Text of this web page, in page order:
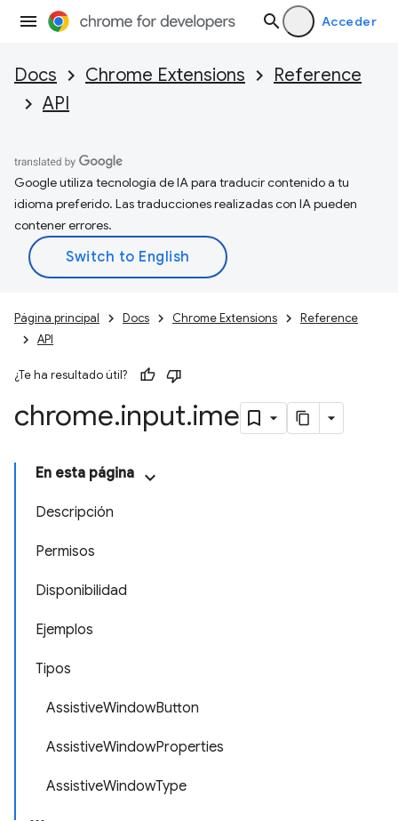
Acceder
Docs Chrome Extensions
Reference
API
Google utiliza tecnología de IA para traducir contenido a tu
idioma preferido. Las traducciones realizadas con IA pueden
contener errores.
Página principal Docs Chrome Extensions
Reference
API
¿Te ha resultado útil?
chrome.input.ime
En esta página
Descripción
Permisos
Disponibilidad
Ejemplos
Tipos
AssistiveWindowButton
AssistiveWindowProperties
AssistiveWindowType